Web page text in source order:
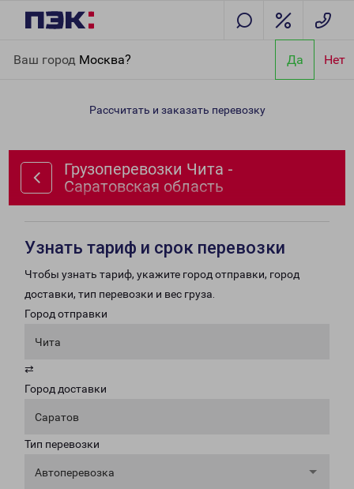
Ваш город Москва? Да Нет
область
Рассчитать и заказать перевозку
Грузоперевозки Чита -
Саратовская область
Узнать тариф и срок перевозки
Чтобы узнать тариф, укажите город отправки, город
доставки, тип перевозки и вес груза.
Город отправки
Чита
⇄
Город доставки
Саратов
Тип перевозки
Автоперевозка